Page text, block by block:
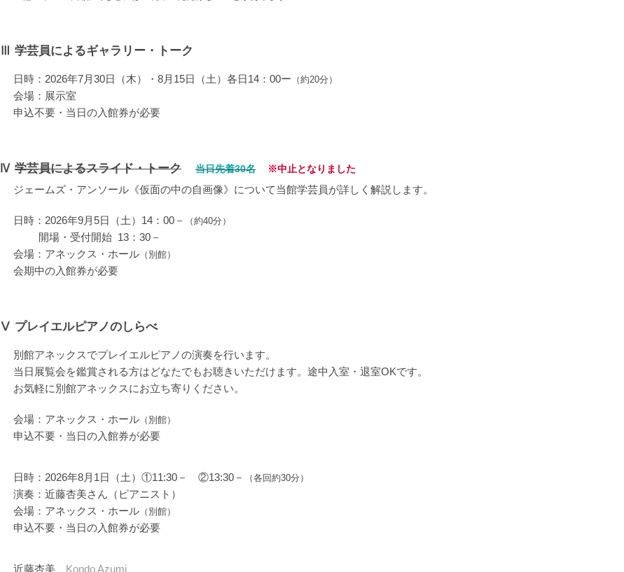
学芸員によるギャラリー・トーク
日時：2026年7月30日（木）・8月15日（土）各日14：00ー （約20分）
会場：展示室
申込不要・当日の入館券が必要
Ⅳ 学芸員によるスライド・トーク 当日先着30名 ※中止となりました
ジェームズ・アンソール《仮面の中の自画像》について当館学芸員が詳しく解説します。
日時：2026年9月5日（土）14：00－ （約40分）
開場・受付開始 13：30－
会場：アネックス・ホール （別館）
会期中の入館券が必要
Ⅴ プレイエルピアノのしらべ
別館アネックスでプレイエルピアノの演奏を行います。
当日展覧会を鑑賞される方はどなたでもお聴きいただけます。途中入室・退室OKです。
お気軽に別館アネックスにお立ち寄りください。
会場：アネックス・ホール （別館）
申込不要・当日の入館券が必要
日時：2026年8月1日（土）①11:30－ ②13:30－ （各回約30分）
演奏：近藤杏美さん（ピアニスト）
会場：アネックス・ホール （別館）
申込不要・当日の入館券が必要
近藤杏美 Kondo Azumi